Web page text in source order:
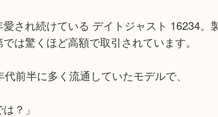
され続けている デイトジャスト 16234
は驚くほど高額で取引されています。
前半に多く流通していたモデルで、
？」